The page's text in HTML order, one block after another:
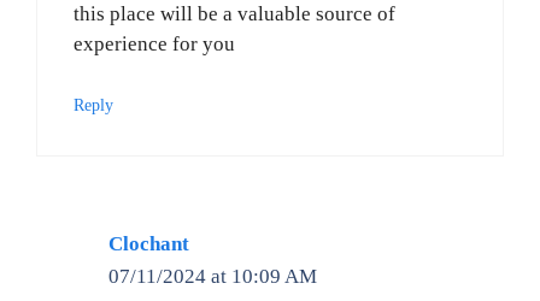
this place will be a valuable source of
experience for you
Reply
Clochant
07/11/2024 at 10:09 AM